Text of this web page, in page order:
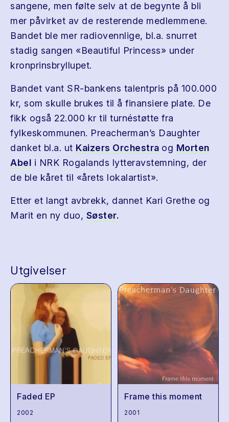
sangene, men følte selv at de begynte å bli
mer påvirket av de resterende medlemmene.
Bandet ble mer radiovennlige, bl.a. snurret
stadig sangen «Beautiful Princess» under
kronprinsbryllupet.
Bandet vant SR-bankens talentpris på 100.000
kr, som skulle brukes til å finansiere plate. De
fikk også 22.000 kr til turnéstøtte fra
fylkeskommunen. Preacherman’s Daughter
danket bl.a. ut Kaizers Orchestra og Morten
Abel i NRK Rogalands lytteravstemning, der
de ble kåret til «årets lokalartist».
Etter et langt avbrekk, dannet Kari Grethe og
Marit en ny duo, Søster.
Utgivelser
Faded EP
2002
Frame this moment
2001